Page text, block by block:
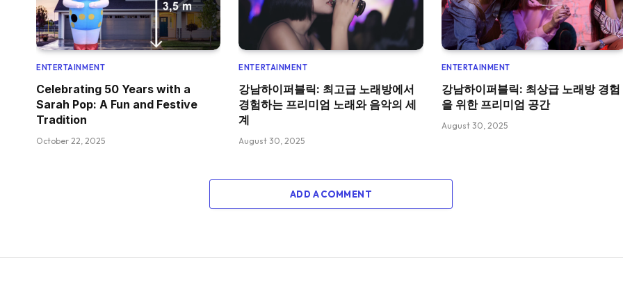
ENTERTAINMENT
Celebrating 50 Years with a
Sarah Pop: A Fun and Festive
Tradition
October 22, 2025
ENTERTAINMENT
강남하이퍼블릭: 최고급 노래방에서
경험하는 프리미엄 노래와 음악의 세
계
August 30, 2025
ENTERTAINMENT
강남하이퍼블릭: 최상급 노래방 경험
을 위한 프리미엄 공간
August 30, 2025
ADD A COMMENT